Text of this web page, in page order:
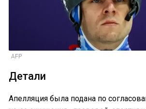
AFP
Детали
Апелляция была подана по